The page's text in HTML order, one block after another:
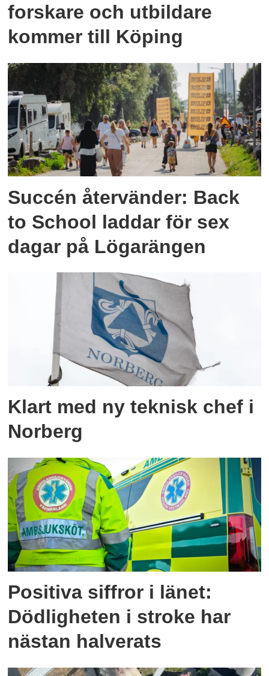
forskare och utbildare
kommer till Köping
Succén återvänder: Back
to School laddar för sex
dagar på Lögarängen
Klart med ny teknisk chef i
Norberg
Positiva siffror i länet:
Dödligheten i stroke har
nästan halverats